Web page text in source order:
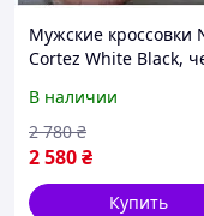
Мужские кроссовки
Cortez White Black,
кроссовки найк
В наличии
2 580₴
2 780 ₴
Купить